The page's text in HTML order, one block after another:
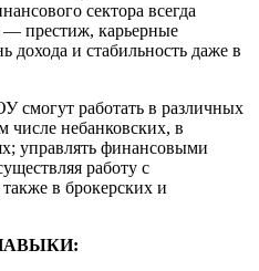
сектора всегда
— престиж, карьерные
дохода и стабильность даже в
работать в различных
числе небанковских, в
управлять финансовыми
работу с
в брокерских и